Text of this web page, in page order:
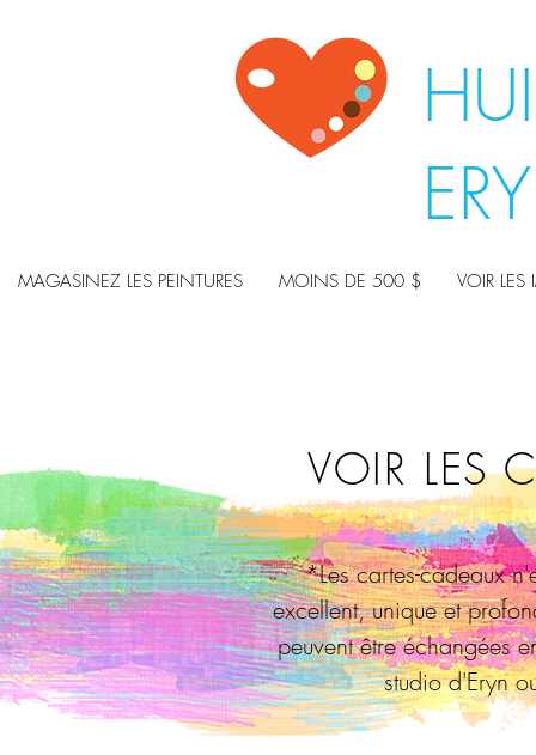
MAGASINEZ LES PEINTURES MOINS DE 500 $ VOIR LES
VOIR LES
*Les cartes-cadeaux
excellent, unique et
peuvent être échangées
studio d'Eryn